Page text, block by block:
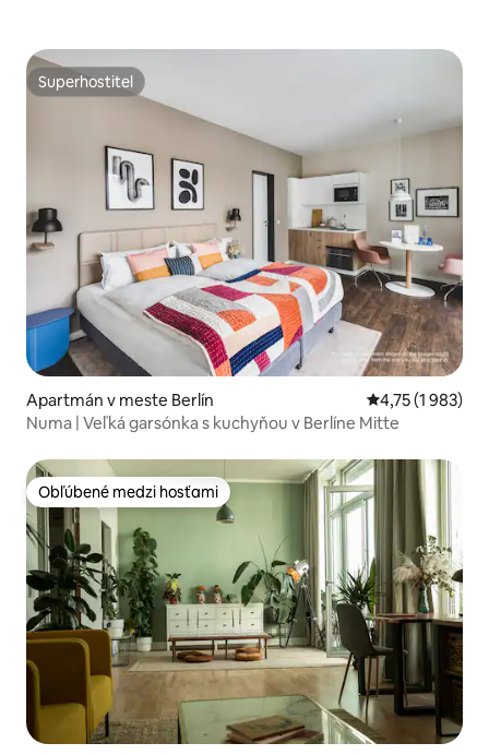
Superhostiteľ
Superhostiteľ
Apartmán v meste Berlín Priemerné
4,75 (1 983)
Numa | Veľká garsónka s kuchyňou v Berlíne Mitte
Obľúbené medzi hosťami
Obľúbené medzi hosťami